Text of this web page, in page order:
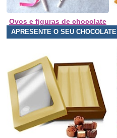
Ovos e figuras de chocolate
APRESENTE O SEU CHOCOLATE